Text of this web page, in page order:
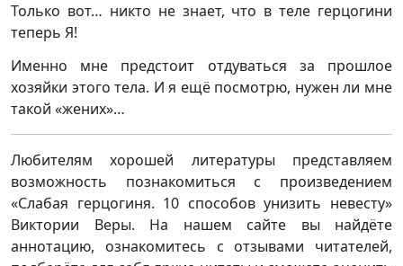
Только вот… никто не знает, что в теле герцогини
теперь Я!
Именно мне предстоит отдуваться за прошлое
хозяйки этого тела. И я ещё посмотрю, нужен ли мне
такой «жених»…
Любителям хорошей литературы представляем
возможность познакомиться с произведением
«Слабая герцогиня. 10 способов унизить невесту»
Виктории Веры. На нашем сайте вы найдёте
аннотацию, ознакомитесь с отзывами читателей,